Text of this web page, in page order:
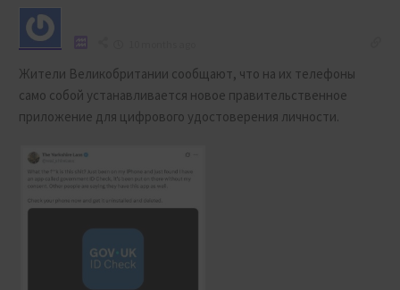
Жители Великобритании сообщают, что на их телефоны
само собой устанавливается новое правительственное
приложение для цифрового удостоверения личности.